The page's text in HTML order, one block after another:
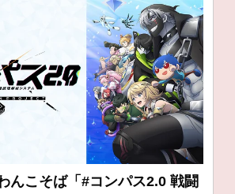
んこそば「#コンパス2.0 戦闘